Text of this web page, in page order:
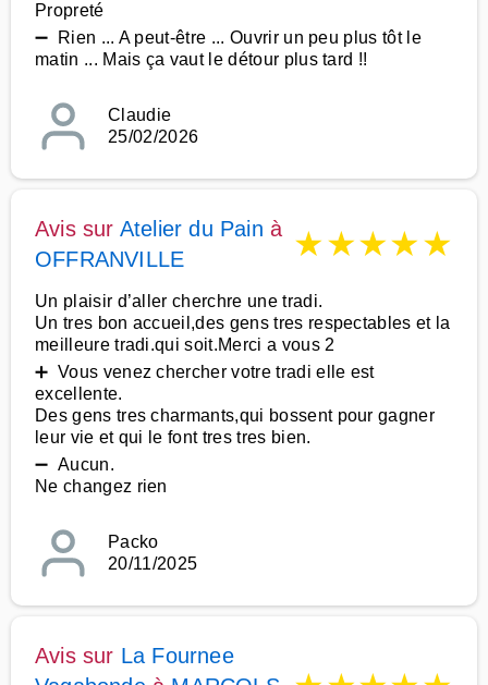
Propreté
➖ Rien ... A peut-être ... Ouvrir un peu plus tôt le
matin ... Mais ça vaut le détour plus tard !!
Claudie
25/02/2026
Avis sur Atelier du Pain à
OFFRANVILLE
★★★★★
Un plaisir d’aller cherchre une tradi.
Un tres bon accueil,des gens tres respectables et la
meilleure tradi.qui soit.Merci a vous 2
➕ Vous venez chercher votre tradi elle est
excellente.
Des gens tres charmants,qui bossent pour gagner
leur vie et qui le font tres tres bien.
➖ Aucun.
Ne changez rien
Packo
20/11/2025
Avis sur La Fournee